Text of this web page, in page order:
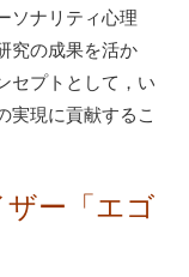
ソナリティ心理
究の成果を活か
セプトとして，い
実現に貢献するこ
ー「エゴ